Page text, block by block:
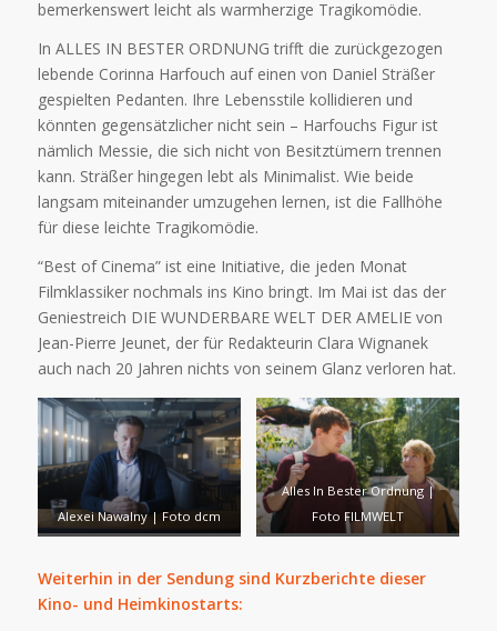
bemerkenswert leicht als warmherzige Tragikomödie.
In ALLES IN BESTER ORDNUNG trifft die zurückgezogen
lebende Corinna Harfouch auf einen von Daniel Sträßer
gespielten Pedanten. Ihre Lebensstile kollidieren und
könnten gegensätzlicher nicht sein – Harfouchs Figur ist
nämlich Messie, die sich nicht von Besitztümern trennen
kann. Sträßer hingegen lebt als Minimalist. Wie beide
langsam miteinander umzugehen lernen, ist die Fallhöhe
für diese leichte Tragikomödie.
“Best of Cinema” ist eine Initiative, die jeden Monat
Filmklassiker nochmals ins Kino bringt. Im Mai ist das der
Geniestreich DIE WUNDERBARE WELT DER AMELIE von
Jean-Pierre Jeunet, der für Redakteurin Clara Wignanek
auch nach 20 Jahren nichts von seinem Glanz verloren hat.
Alexei Nawalny | Foto dcm
Alles In Bester Ordnung |
Foto FILMWELT
Weiterhin in der Sendung sind Kurzberichte dieser
Kino- und Heimkinostarts: